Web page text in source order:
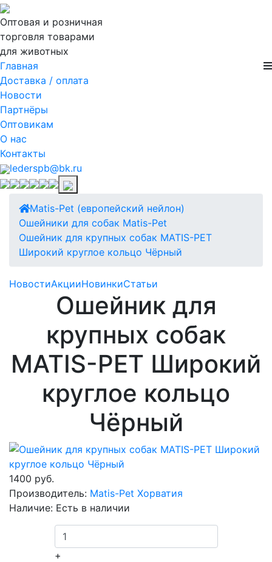
Оптовая и розничная
торговля товарами
для животных
Главная
Доставка / оплата
Новости
Партнёры
Оптовикам
О нас
Контакты
lederspb@bk.ru
Matis-Pet (европейский нейлон)
Ошейники для собак Matis-Pet
Ошейник для крупных собак MATIS-PET
Широкий круглое кольцо Чёрный
НовостиАкцииНовинкиСтатьи
Ошейник для
крупных собак
MATIS-PET Широкий
круглое кольцо
Чёрный
1400 руб.
Производитель: Matis-Pet Хорватия
Наличие: Есть в наличии
+